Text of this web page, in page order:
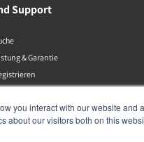
you interact with our website and
our visitors both on this
Support
& Garantie